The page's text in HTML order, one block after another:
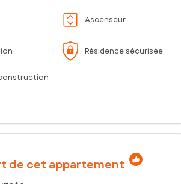
Ascenseur
Résidence sécurisée
de cet appartement